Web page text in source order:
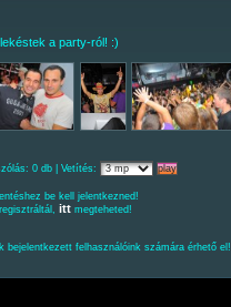
a party-ról! :)
0 db | Vetítés:
be kell jelentkezned!
ittmegteheted!
felhasználóink számára érhető el!